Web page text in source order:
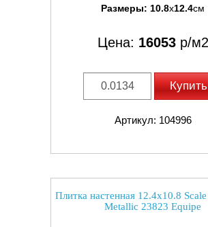
Размеры: 10.8x12.4см
Цена: 16053р/м2
Купить
Артикул: 104996
Плитка настенная 12.4x10.8
Metallic 23823 Equipe